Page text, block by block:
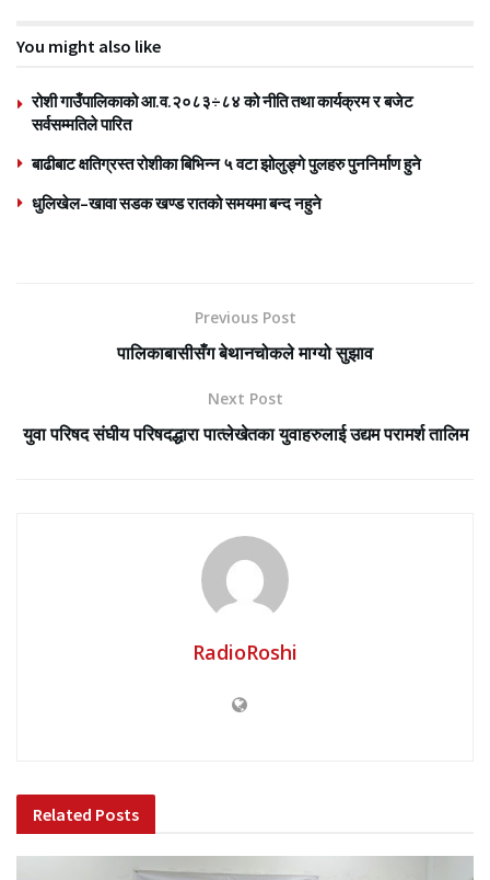
You might also like
रोशी गाउँपालिकाको आ.व.२०८३÷८४ को नीति तथा कार्यक्रम र बजेट
सर्वसम्मतिले पारित
बाढीबाट क्षतिग्रस्त रोशीका बिभिन्न ५ वटा झोलुङ्गे पुलहरु पुननिर्माण हुने
धुलिखेल–खावा सडक खण्ड रातको समयमा बन्द नहुने
Previous Post
पालिकाबासीसँग बेथानचोकले माग्यो सुझाव
Next Post
युवा परिषद संघीय परिषदद्धारा पात्लेखेतका युवाहरुलाई उद्यम परामर्श तालिम
RadioRoshi
Related Posts